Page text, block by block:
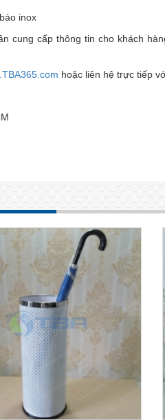
inox
cung cấp thông tin cho khách
hoặc liên hệ trực tiếp